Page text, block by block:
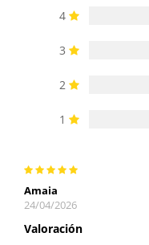
4
3
2
1
Amaia
24/04/2026
Valoración